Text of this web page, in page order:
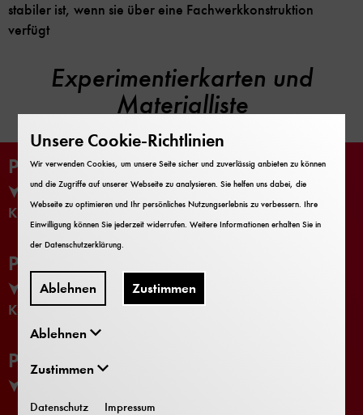
stabiler ist, wenn sie über eine Fachwerkkonstruktion
verfügt
Experimentierkarten und
Materialliste
PowerPoint-Präsentation
0Experimentkarten_Balkenbruecke_1.pdf (PDF 363
KB)
PowerPoint-Präsentation
0Experimentkarten_Balkenbruecke2.pdf (PDF 182
KB)
PowerPoint-Präsentation
Unsere Cookie-Richtlinien
Wir verwenden Cookies, um unsere Seite sicher und zuverlässig anbieten zu können
und die Zugriffe auf unserer Webseite zu analysieren. Sie helfen uns dabei, die
Webseite zu optimieren und Ihr persönliches Nutzungserlebnis zu verbessern. Ihre
Einwilligung können Sie jederzeit widerrufen. Weitere Informationen erhalten Sie in
derDatenschutzerklärung.
Ablehnen Zustimmen
Ablehnen
Zustimmen
Datenschutz Impressum